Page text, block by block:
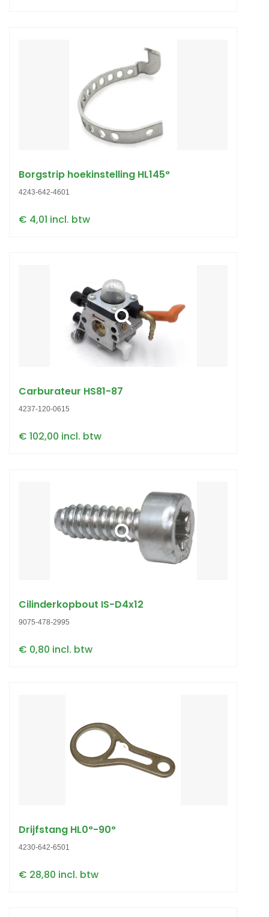
Borgstrip hoekinstelling HL145°
4243-642-4601
€ 4,01 incl. btw
Carburateur HS81-87
4237-120-0615
€ 102,00 incl. btw
Cilinderkopbout IS-D4x12
9075-478-2995
€ 0,80 incl. btw
Drijfstang HL0°-90°
4230-642-6501
€ 28,80 incl. btw